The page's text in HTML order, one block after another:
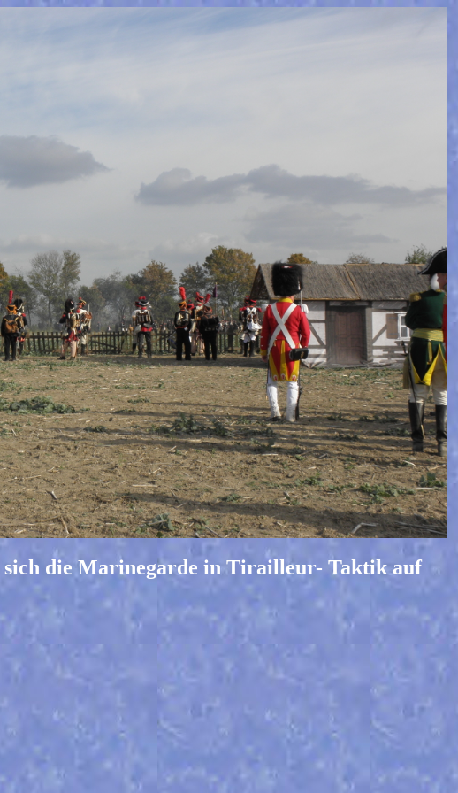
sich die Marinegarde in Tirailleur- Taktik auf